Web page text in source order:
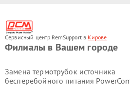
Сервисный центр RemSupport в Кирове
Филиалы в Вашем городе
Замена термотрубок источника
бесперебойного питания